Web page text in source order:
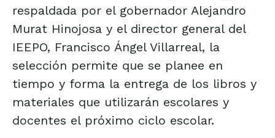
respaldada por el gobernador Alejandro
Murat Hinojosa y el director general del
IEEPO, Francisco Ángel Villarreal, la
selección permite que se planee en
tiempo y forma la entrega de los libros y
materiales que utilizarán escolares y
docentes el próximo ciclo escolar.